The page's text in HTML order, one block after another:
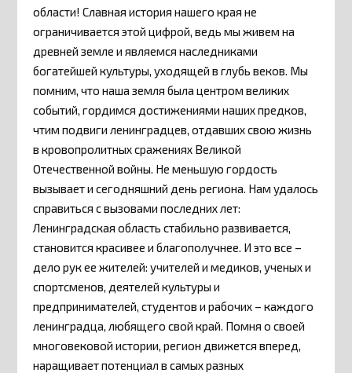
области! Славная история нашего края не
ограничивается этой цифрой, ведь мы живем на
древней земле и являемся наследниками
богатейшей культуры, уходящей в глубь веков. Мы
помним, что наша земля была центром великих
событий, гордимся достижениями наших предков,
чтим подвиги ленинградцев, отдавших свою жизнь
в кровопролитных сражениях Великой
Отечественной войны. Не меньшую гордость
вызывает и сегодняшний день региона. Нам удалось
справиться с вызовами последних лет:
Ленинградская область стабильно развивается,
становится красивее и благополучнее. И это все –
дело рук ее жителей: учителей и медиков, ученых и
спортсменов, деятелей культуры и
предпринимателей, студентов и рабочих – каждого
ленинградца, любящего свой край. Помня о своей
многовековой истории, регион движется вперед,
наращивает потенциал в самых разных